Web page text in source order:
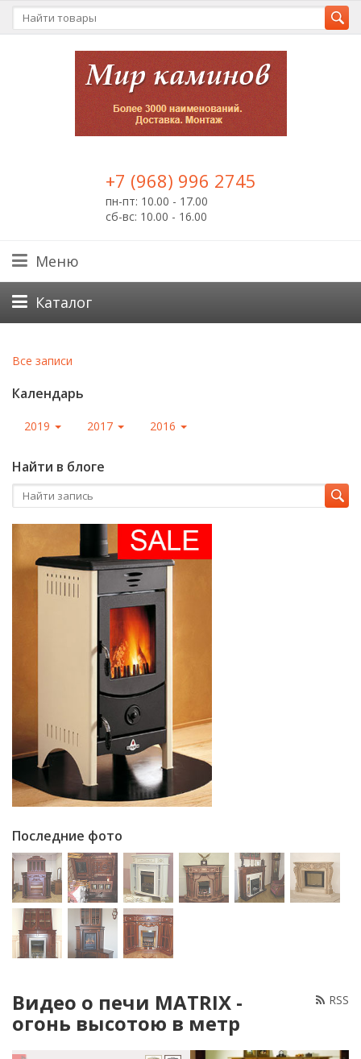
+7 (968) 996 2745
пн-пт: 10.00 - 17.00
сб-вс: 10.00 - 16.00
Меню
Каталог
Все записи
Календарь
2019 2017 2016
Найти в блоге
Последние фото
RSS
Видео о печи MATRIX -
огонь высотою в метр